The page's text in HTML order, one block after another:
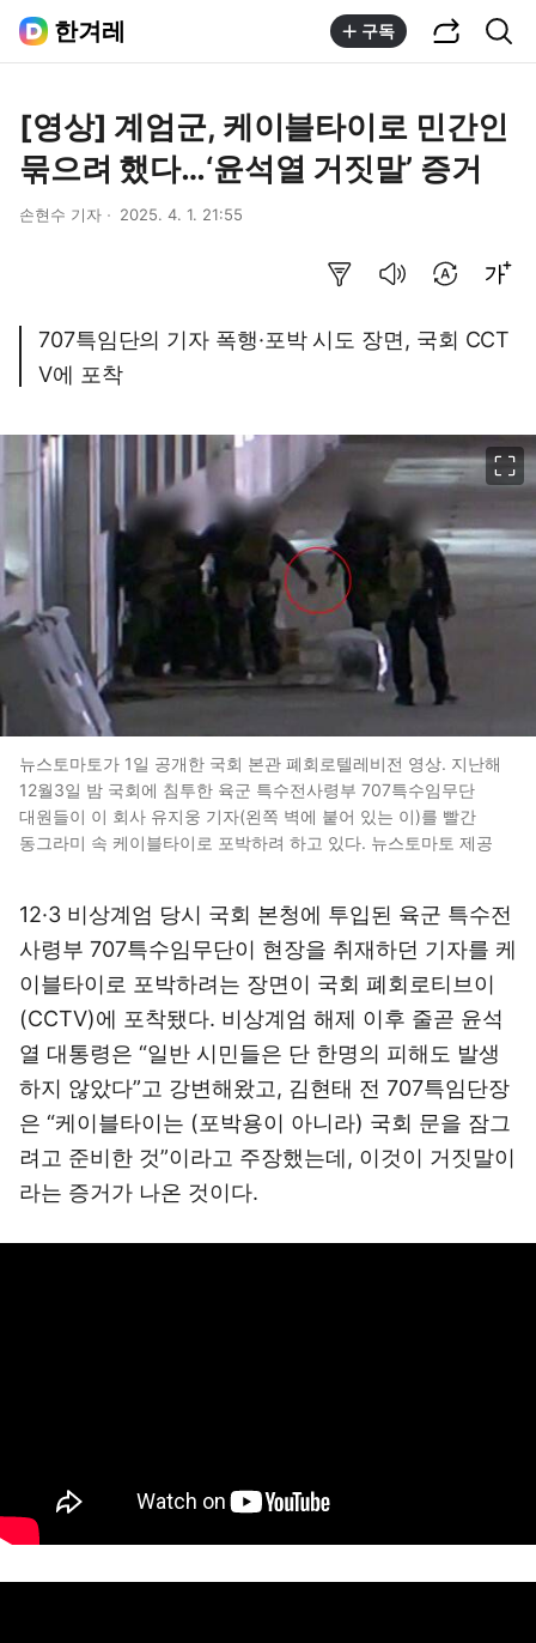
한겨레 구독
[영상] 계엄군, 케이블타이로 민간인
묶으려 했다…‘윤석열 거짓말’ 증거
손현수 기자 2025. 4. 1. 21:55
707특임단의 기자 폭행·포박 시도 장면, 국회 CCT
V에 포착
뉴스토마토가 1일 공개한 국회 본관 폐회로텔레비전 영상. 지난해
12월3일 밤 국회에 침투한 육군 특수전사령부 707특수임무단
대원들이 이 회사 유지웅 기자(왼쪽 벽에 붙어 있는 이)를 빨간
동그라미 속 케이블타이로 포박하려 하고 있다. 뉴스토마토 제공
12·3 비상계엄 당시 국회 본청에 투입된 육군 특수전
사령부 707특수임무단이 현장을 취재하던 기자를 케
이블타이로 포박하려는 장면이 국회 폐회로티브이
(CCTV)에 포착됐다. 비상계엄 해제 이후 줄곧 윤석
열 대통령은 “일반 시민들은 단 한명의 피해도 발생
하지 않았다”고 강변해왔고, 김현태 전 707특임단장
은 “케이블타이는 (포박용이 아니라) 국회 문을 잠그
려고 준비한 것”이라고 주장했는데, 이것이 거짓말이
라는 증거가 나온 것이다.